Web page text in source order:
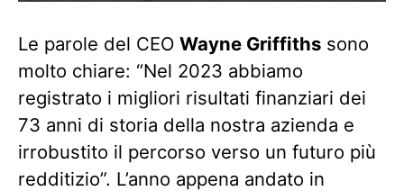
Le parole del CEO Wayne Griffiths sono
molto chiare: “Nel 2023 abbiamo
registrato i migliori risultati finanziari dei
73 anni di storia della nostra azienda e
irrobustito il percorso verso un futuro più
redditizio”. L’anno appena andato in